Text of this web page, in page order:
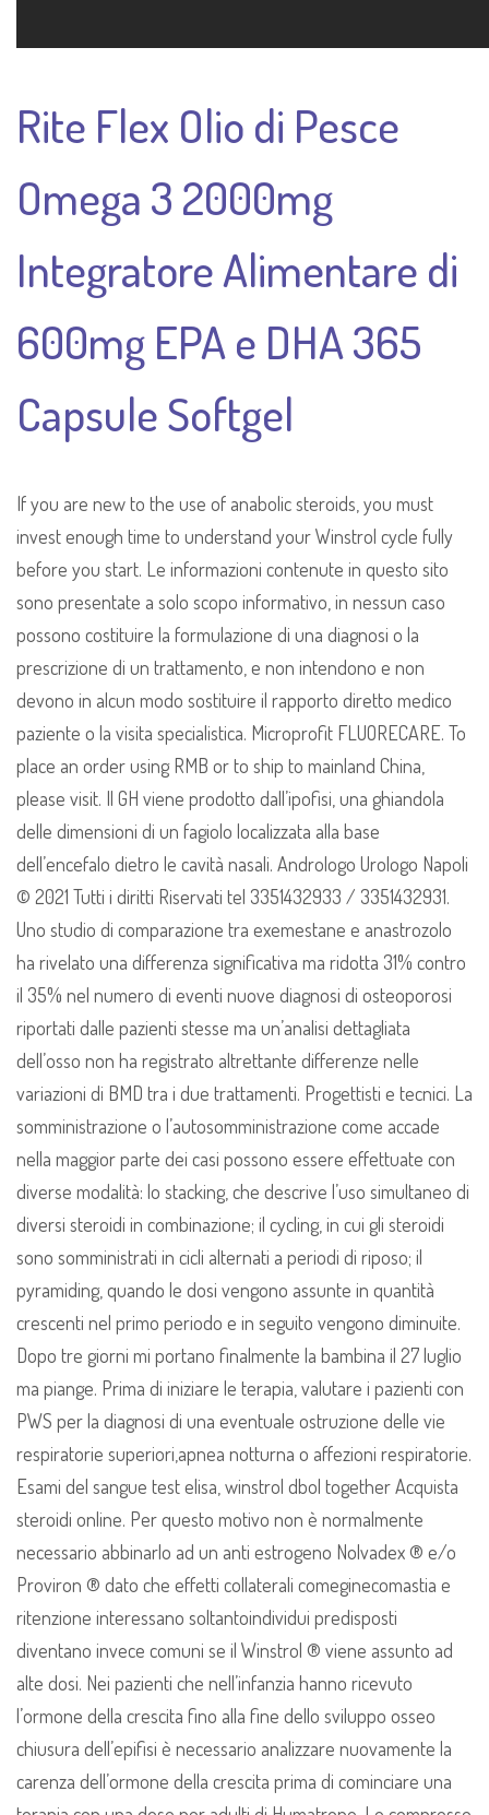
Rite Flex Olio di Pesce
Omega 3 2000mg
Integratore Alimentare di
600mg EPA e DHA 365
Capsule Softgel
If you are new to the use of anabolic steroids, you must
invest enough time to understand your Winstrol cycle fully
before you start. Le informazioni contenute in questo sito
sono presentate a solo scopo informativo, in nessun caso
possono costituire la formulazione di una diagnosi o la
prescrizione di un trattamento, e non intendono e non
devono in alcun modo sostituire il rapporto diretto medico
paziente o la visita specialistica. Microprofit FLUORECARE. To
place an order using RMB or to ship to mainland China,
please visit. Il GH viene prodotto dall’ipofisi, una ghiandola
delle dimensioni di un fagiolo localizzata alla base
dell’encefalo dietro le cavità nasali. Andrologo Urologo Napoli
© 2021 Tutti i diritti Riservati tel 3351432933 / 3351432931.
Uno studio di comparazione tra exemestane e anastrozolo
ha rivelato una differenza significativa ma ridotta 31% contro
il 35% nel numero di eventi nuove diagnosi di osteoporosi
riportati dalle pazienti stesse ma un’analisi dettagliata
dell’osso non ha registrato altrettante differenze nelle
variazioni di BMD tra i due trattamenti. Progettisti e tecnici. La
somministrazione o l’autosomministrazione come accade
nella maggior parte dei casi possono essere effettuate con
diverse modalità: lo stacking, che descrive l’uso simultaneo di
diversi steroidi in combinazione; il cycling, in cui gli steroidi
sono somministrati in cicli alternati a periodi di riposo; il
pyramiding, quando le dosi vengono assunte in quantità
crescenti nel primo periodo e in seguito vengono diminuite.
Dopo tre giorni mi portano finalmente la bambina il 27 luglio
ma piange. Prima di iniziare le terapia, valutare i pazienti con
PWS per la diagnosi di una eventuale ostruzione delle vie
respiratorie superiori,apnea notturna o affezioni respiratorie.
Esami del sangue test elisa, winstrol dbol together Acquista
steroidi online. Per questo motivo non è normalmente
necessario abbinarlo ad un anti estrogeno Nolvadex ® e/o
Proviron ® dato che effetti collaterali comeginecomastia e
ritenzione interessano soltantoindividui predisposti
diventano invece comuni se il Winstrol ® viene assunto ad
alte dosi. Nei pazienti che nell’infanzia hanno ricevuto
l’ormone della crescita fino alla fine dello sviluppo osseo
chiusura dell’epifisi è necessario analizzare nuovamente la
carenza dell’ormone della crescita prima di cominciare una